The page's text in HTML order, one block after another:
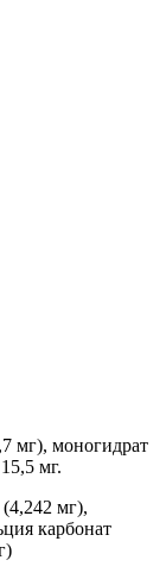
мг), моногидрат
мг.
(4,242 мг),
карбонат